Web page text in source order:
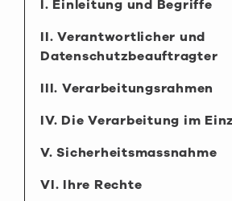
EVENTS
JOBS
I. Einleitung und Begriffe
II. Verantwortlicher und
Datenschutzbeauftragter
III. Verarbeitungsrahmen
IV. Die Verarbeitung im
V. Sicherheitsmassnahme
VI. Ihre Rechte